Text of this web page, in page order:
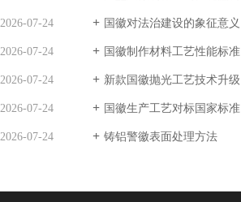
2026-07-24 国徽对法治建设的象征意义
2026-07-24 国徽制作材料工艺性能标准
2026-07-24 新款国徽抛光工艺技术升级
2026-07-24 国徽生产工艺对标国家标准
2026-07-24 铸铝警徽表面处理方法